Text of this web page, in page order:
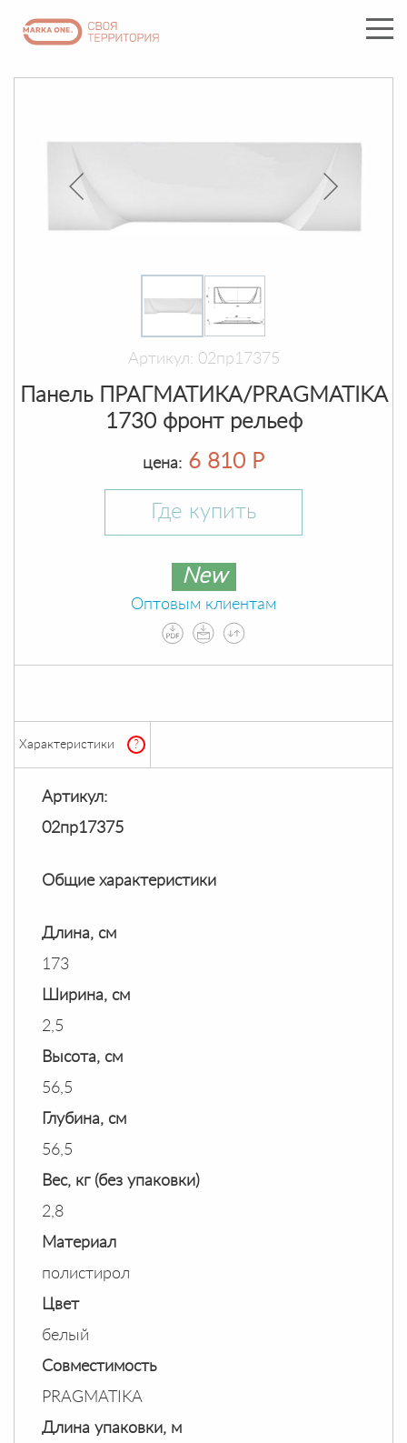
Артикул: 02пр17375
Панель ПРАГМАТИКА/PRAGMATIKA
1730 фронт рельеф
цена: 6 810 Р
Где купить
New
Оптовым клиентам
Характеристики ?
Артикул:
02пр17375
Общие характеристики
Длина, см
173
Ширина, см
2,5
Высота, см
56,5
Глубина, см
56,5
Вес, кг (без упаковки)
2,8
Материал
полистирол
Цвет
белый
Совместимость
PRAGMATIKA
Длина упаковки, м